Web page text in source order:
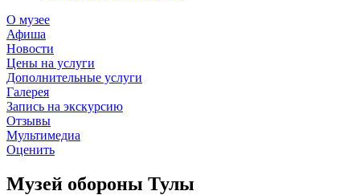
О музее
Афиша
Новости
Цены на услуги
Дополнительные услуги
Галерея
Запись на экскурсию
Отзывы
Мультимедиа
Оценить
Музей обороны Тулы